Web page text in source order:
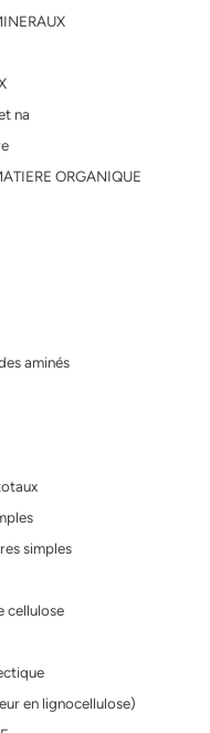
na
ORGANIQUE
aminés
simples
cellulose
en lignocellulose)